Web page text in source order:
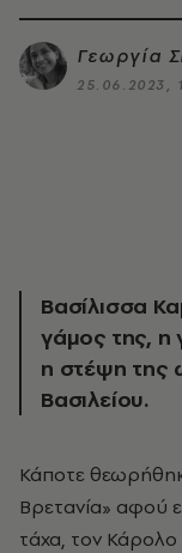
Γεωργία
25.06.2023,
Βασίλισσα
γάμος της, η
η στέψη της
Βασιλείου.
Κάποτε θεωρήθηκε ως «η πιο μισητή γυναίκα στη
Βρετανία» αφού
τάχα, τον